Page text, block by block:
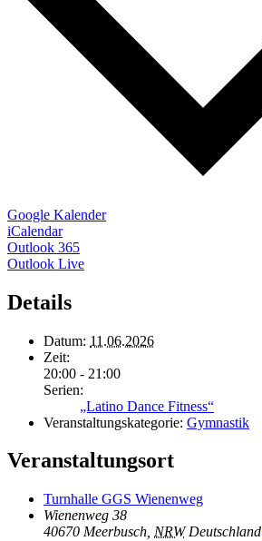
Google Kalender
iCalendar
Outlook 365
Outlook Live
Details
Datum: 11.06.2026
Zeit:
20:00 - 21:00
Serien:
„Latino Dance Fitness“
Veranstaltungskategorie: Gymnastik
Veranstaltungsort
Turnhalle GGS Wienenweg
Wienenweg 38
40670 Meerbusch NRW Deutschland